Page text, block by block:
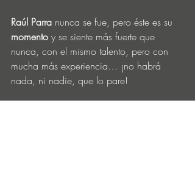
Raúl Parra nunca se fue, pero éste es su
momento y se siente más fuerte que
nunca, con el mismo talento, pero con
mucha más experiencia… ¡no habrá
nada, ni nadie, que lo pare!